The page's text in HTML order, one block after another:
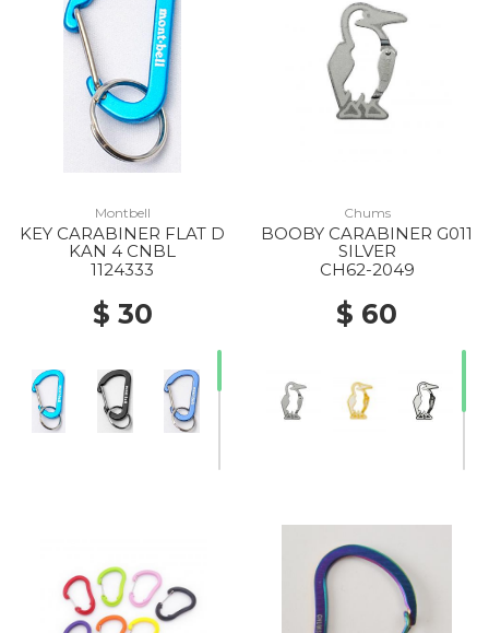
Montbell
KEY CARABINER FLAT D
KAN 4 CNBL
1124333
$ 30
Chums
BOOBY CARABINER G011
SILVER
CH62-2049
$ 60